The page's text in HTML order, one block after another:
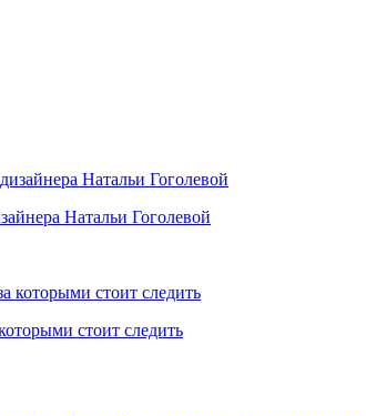
Натальи Гоголевой
стоит следить